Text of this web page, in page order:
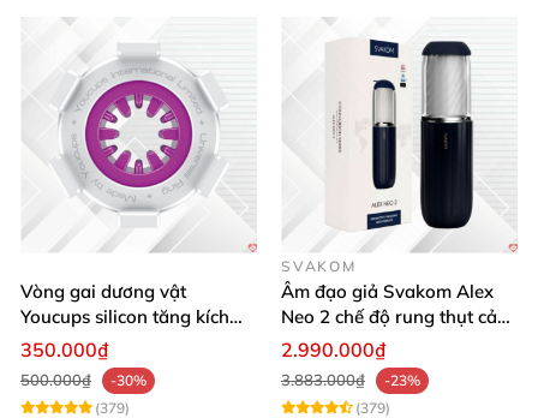
Vòng gai dương vật
Youcups silicon tăng kích
thước cực mạnh
350.000₫
500.000₫
-30%
(379)
SVAKOM
Âm đạo giả Svakom Alex
Neo 2 chế độ rung thụt cảm
giác thật
2.990.000₫
3.883.000₫
-23%
(379)